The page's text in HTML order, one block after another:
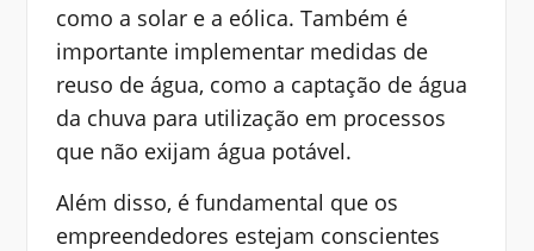
como a solar e a eólica. Também é
importante implementar medidas de
reuso de água, como a captação de água
da chuva para utilização em processos
que não exijam água potável.
Além disso, é fundamental que os
empreendedores estejam conscientes